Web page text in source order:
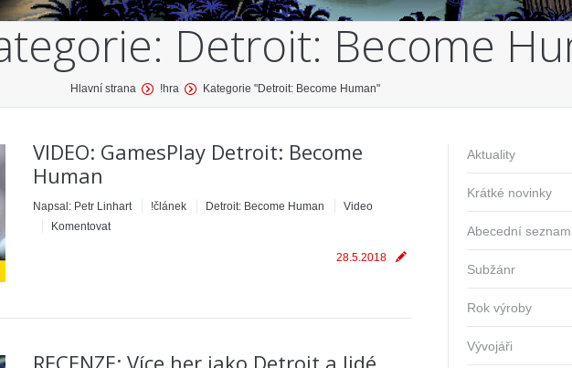
Detroit: Become
Hlavní strana !hra Kategorie "Detroit: Become Human"
VIDEO: GamesPlay Detroit: Become
Human
Napsal: Petr Linhart !článek Detroit: Become Human
Video
Komentovat
28.5.2018
RECENZE: Více her jako Detroit a lidé
Aktuality
Krátké novinky
Abecední
Subžánr
Rok výroby
Vývojáři